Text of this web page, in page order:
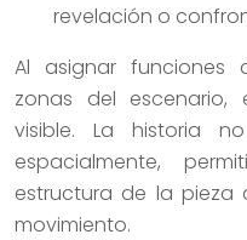
revelación o
Al asignar funciones
zonas del
visible. La historia
espacialmente,
estructura de la
movimiento.